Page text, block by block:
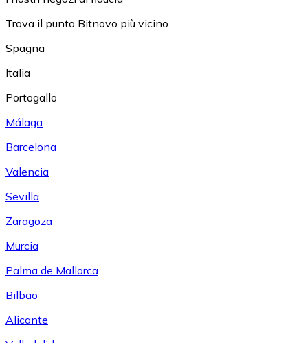
Trova il punto Bitnovo più vicino
Spagna
Italia
Portogallo
Málaga
Barcelona
Valencia
Sevilla
Zaragoza
Murcia
Palma de Mallorca
Bilbao
Alicante